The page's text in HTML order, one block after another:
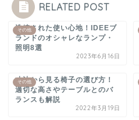
RELATED POST
その他
洗練された使い心地！IDEEブ
ランドのオシャレなランプ・
照明8選
2023年6月16日
その他
寸法から見る椅子の選び方！
適切な高さやテーブルとのバ
ランスも解説
2022年3月19日